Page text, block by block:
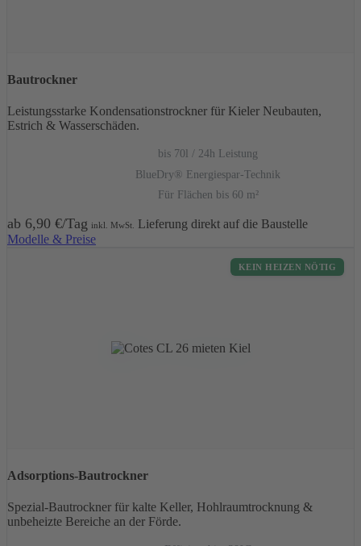
Bautrockner
Leistungsstarke Kondensationstrockner für Kieler Neubauten,
Estrich & Wasserschäden.
bis 70l / 24h Leistung
BlueDry® Energiespar-Technik
Für Flächen bis 60 m²
ab 6,90 €/Tag inkl. MwSt.
Lieferung direkt auf die Baustelle
Modelle & Preise
KEIN HEIZEN NÖTIG
Adsorptions-Bautrockner
Spezial-Bautrockner für kalte Keller, Hohlraumtrocknung &
unbeheizte Bereiche an der Förde.